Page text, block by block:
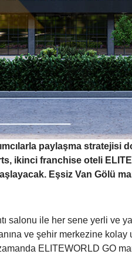
paylaşma stratejisi
ikinci franchise oteli
Eşsiz Van Gölü
salonu ile her sene yerli ve
ve şehir merkezine
ELITEWORLD GO